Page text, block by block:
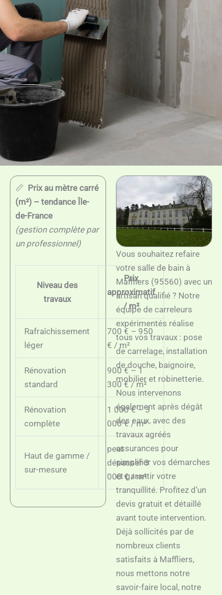
📏 Prix au mètre carré
(m²) – tendance Île-
de-France
(gestion complète par
un professionnel)
Niveau des
travaux
Prix
approximatif
/ m²
Rafraîchissement
léger
700 € – 950
€ / m²
Rénovation
standard
900 € – 1
300 € / m²
Rénovation
complète
1 000 € – 3
000 € / m²
Haut de gamme /
sur-mesure
peut
dépasser 3
000 € / m²
Vous souhaitez refaire
votre salle de bain à
Maffliers (95560) avec un
artisan qualifié ? Notre
équipe de carreleurs
expérimentés réalise
tous vos travaux : pose
de carrelage, installation
de douche, baignoire,
mobilier et robinetterie.
Nous intervenons
également après dégât
des eaux, avec des
travaux agréés
assurances pour
simplifier vos démarches
et garantir votre
tranquillité. Profitez d’un
devis gratuit et détaillé
avant toute intervention.
Déjà sollicités par de
nombreux clients
satisfaits à Maffliers,
nous mettons notre
savoir-faire local, notre